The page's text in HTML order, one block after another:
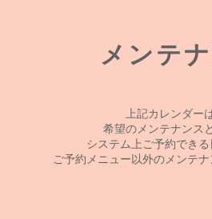
メンテ
上記カレンダー
希望のメンテナンス
システム上ご予約でき
ご予約メニュー以外のメンテ